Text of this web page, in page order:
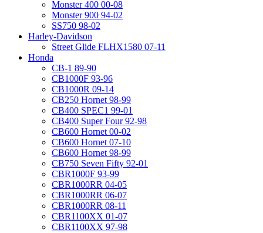
Monster 400 00-08
Monster 900 94-02
SS750 98-02
Harley-Davidson
Street Glide FLHX1580 07-11
Honda
CB-1 89-90
CB1000F 93-96
CB1000R 09-14
CB250 Hornet 98-99
CB400 SPEC1 99-01
CB400 Super Four 92-98
CB600 Hornet 00-02
CB600 Hornet 07-10
CB600 Hornet 98-99
CB750 Seven Fifty 92-01
CBR1000F 93-99
CBR1000RR 04-05
CBR1000RR 06-07
CBR1000RR 08-11
CBR1100XX 01-07
CBR1100XX 97-98